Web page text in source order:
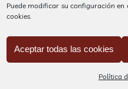
Puede modificar su configuración
cookies.
Aceptar todas las cookies
Política
| Eventos | Sin comentarios